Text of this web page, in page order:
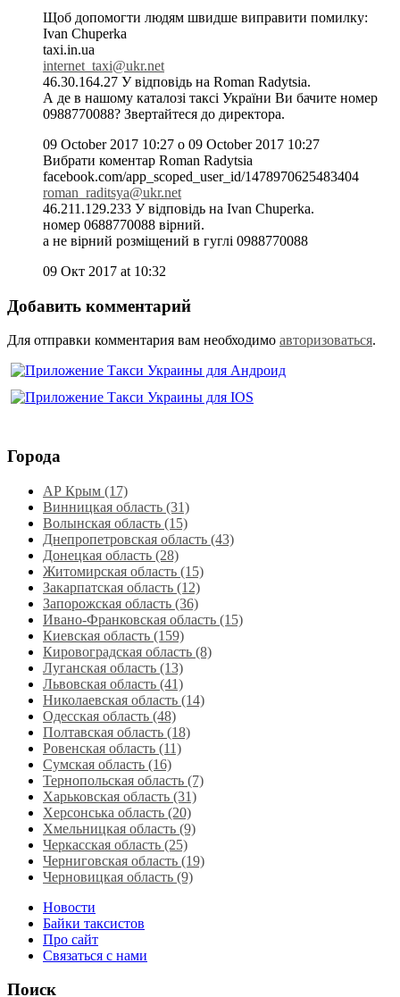
Щоб допомогти людям швидше виправити помилку:
Ivan Chuperka
taxi.in.ua
internet_taxi@ukr.net
46.30.164.27 У відповідь на Roman Radytsia.
А де в нашому каталозі таксі України Ви бачите номер
0988770088? Звертайтеся до директора.
09 October 2017 10:27 о 09 October 2017 10:27
Вибрати коментар Roman Radytsia
facebook.com/app_scoped_user_id/1478970625483404
roman_raditsya@ukr.net
46.211.129.233 У відповідь на Ivan Chuperka.
номер 0688770088 вірний.
а не вірний розміщений в гуглі 0988770088
09 Окт 2017 at 10:32
Добавить комментарий
Для отправки комментария вам необходимо авторизоваться.
Города
АР Крым (17)
Винницкая область (31)
Волынская область (15)
Днепропетровская область‎ (43)
Донецкая область (28)
Житомирская область (15)
Закарпатская область (12)
Запорожская область (36)
Ивано-Франковская область (15)
Киевская область (159)
Кировоградская область (8)
Луганская область‎ (13)
Львовская область‎ (41)
Николаевская область‎ (14)
Одесская область‎ (48)
Полтавская область (18)
Ровенская область‎ (11)
Сумская область‎ (16)
Тернопольская область‎ (7)
Харьковская область‎ (31)
Херсонська область‎ (20)
Хмельницкая область‎ (9)
Черкасская область‎ (25)
Черниговская область (19)
Черновицкая область (9)
Новости
Байки таксистов
Про сайт
Связаться с нами
Поиск